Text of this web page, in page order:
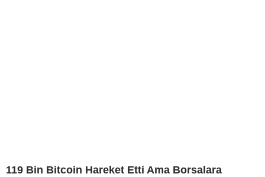
119 Bin Bitcoin Hareket Etti Ama Borsalara